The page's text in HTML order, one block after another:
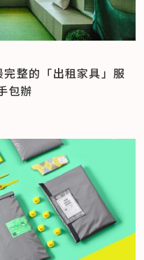
整的「出租家具」服
包辦